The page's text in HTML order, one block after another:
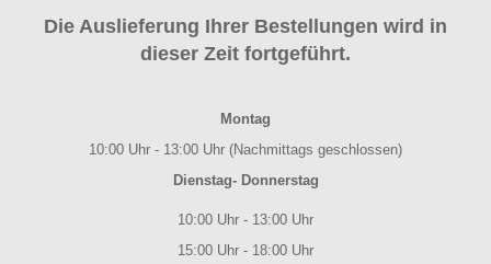
Die Auslieferung Ihrer Bestellungen wird in
dieser Zeit fortgeführt.
Montag
10:00 Uhr - 13:00 Uhr (Nachmittags geschlossen)
Dienstag- Donnerstag
10:00 Uhr - 13:00 Uhr
15:00 Uhr - 18:00 Uhr